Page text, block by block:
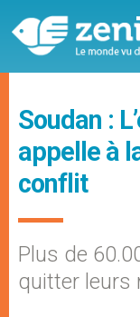
Soudan :
appelle à
conflit
Plus de
quitter leurs